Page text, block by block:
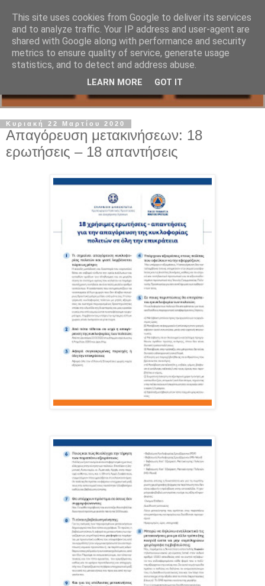
Κυριακή 22 Μαρτίου 2020
Απαγόρευση μετακινήσεων: 18
ερωτήσεις – 18 απαντήσεις
This site uses cookies from Google to deliver its services
and to analyze traffic. Your IP address and user-agent are
shared with Google along with performance and security
metrics to ensure quality of service, generate usage
statistics, and to detect and address abuse.
LEARN MORE GOT IT